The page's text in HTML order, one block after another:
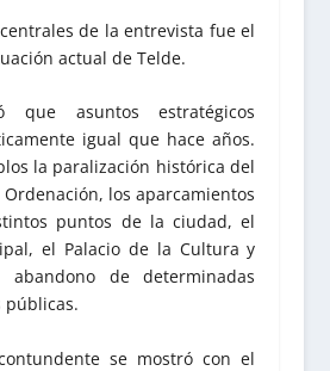
de la entrevista fue el
actual de Telde.
que asuntos estratégicos
igual que hace años.
la paralización histórica del
los aparcamientos
puntos de la ciudad, el
el Palacio de la Cultura y
de determinadas
se mostró con el